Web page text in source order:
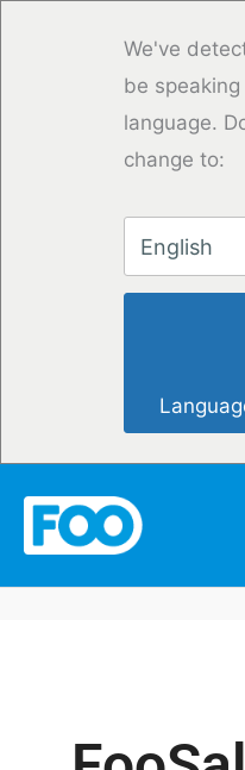
We've
be
language.
change to:
English